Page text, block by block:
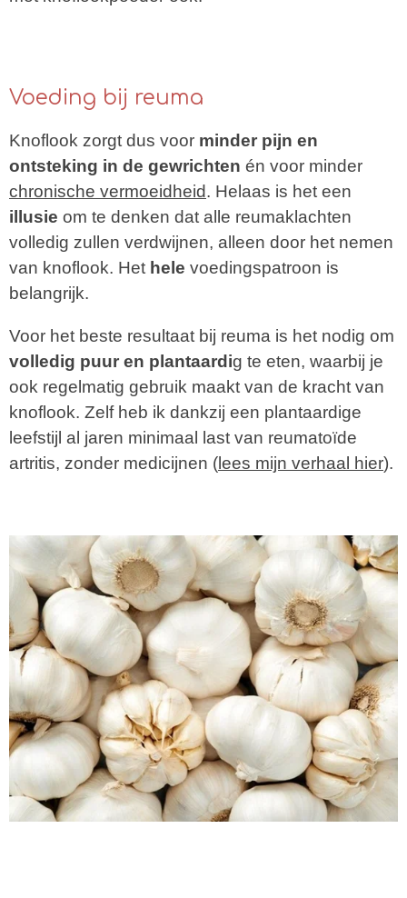
Voeding bij reuma
Knoflook zorgt dus voor minder pijn en
ontsteking in de gewrichten én voor minder
chronische vermoeidheid. Helaas is het een
illusie om te denken dat alle reumaklachten
volledig zullen verdwijnen, alleen door het nemen
van knoflook. Het hele voedingspatroon is
belangrijk.
Voor het beste resultaat bij reuma is het nodig om
volledig puur en plantaardig te eten, waarbij je
ook regelmatig gebruik maakt van de kracht van
knoflook. Zelf heb ik dankzij een plantaardige
leefstijl al jaren minimaal last van reumatoïde
artritis, zonder medicijnen (lees mijn verhaal hier).